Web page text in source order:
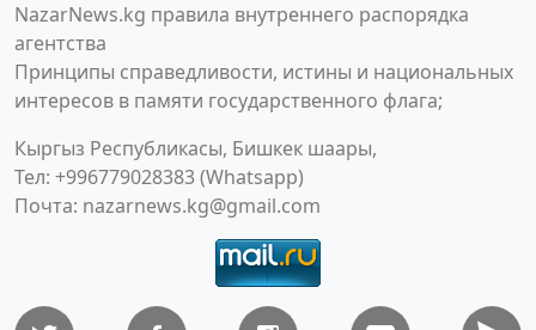
NazarNews.kg правила внутреннего распорядка
агентства
Принципы справедливости, истины и национальных
интересов в памяти государственного флага;
Кыргыз Республикасы, Бишкек шаары,
Тел: +996779028383 (Whatsapp)
Почта: nazarnews.kg@gmail.com